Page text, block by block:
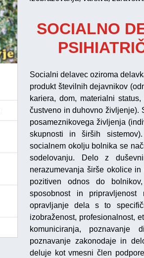
SOCIALNO
Socialni delavec oziroma
produkt številnih dejavnikov
kariera, dom, materialni
čustveno in duhovno življenje).
posameznikovega življenja
skupnosti in širših
socialnem okolju bolnika se
sodelovanju. Delo z
nerazumevanja širše okolice
pozitiven odnos do
sposobnost in
opravljanje dela s to
izobraženost, profesionalnost,
komuniciranja, poznavanje
poznavanje zakonodaje in
deluje kot vmesni člen